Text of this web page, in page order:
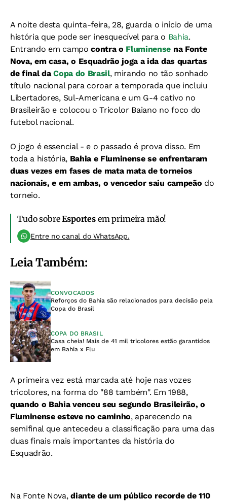
A noite desta quinta-feira, 28, guarda o início de uma
história que pode ser inesquecível para o Bahia.
Entrando em campocontra o Fluminense na Fonte
Nova, em casa, o Esquadrão joga a ida das quartas
de final daCopa do Brasil, mirando no tão sonhado
título nacional para coroar a temporada que incluiu
Libertadores, Sul-Americana e um G-4 cativo no
Brasileirão e colocou o Tricolor Baiano no foco do
futebol nacional.
O jogo é essencial - e o passado é prova disso. Em
toda a história, Bahia e Fluminense se enfrentaram
duas vezes em fases de mata mata de torneios
nacionais, e em ambas, o vencedor saiu campeão do
torneio.
Tudo sobreEsportesem primeira mão!
Entre no canal do WhatsApp.
Leia Também:
CONVOCADOS
Reforços do Bahia são relacionados para decisão pela
Copa do Brasil
COPA DO BRASIL
Casa cheia! Mais de 41 mil tricolores estão garantidos
em Bahia x Flu
A primeira vez está marcada até hoje nas vozes
tricolores, na forma do "88 também". Em 1988,
quando o Bahia venceu seu segundo Brasileirão, o
Fluminense esteve no caminho, aparecendo na
semifinal que antecedeu a classificação para uma das
duas finais mais importantes da história do
Esquadrão.
Na Fonte Nova,diante de um público recorde de 110